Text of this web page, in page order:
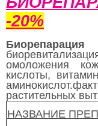
-20%
Биорепарация
омоложения
кислоты,
растительных
НАЗВАНИЕ